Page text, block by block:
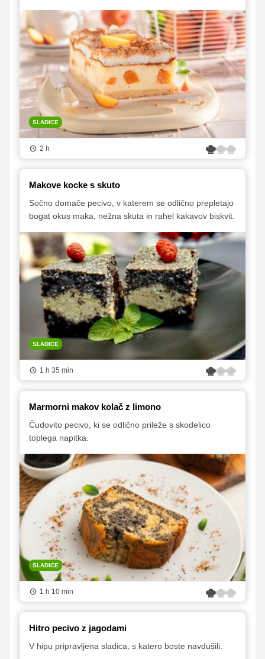
SLADICE
2 h
Makove kocke s skuto
Sočno domače pecivo, v katerem se odlično prepletajo
bogat okus maka, nežna skuta in rahel kakavov biskvit.
SLADICE
1 h 35 min
Marmorni makov kolač z limono
Čudovito pecivo, ki se odlično prileže s skodelico
toplega napitka.
SLADICE
1 h 10 min
Hitro pecivo z jagodami
V hipu pripravljena sladica, s katero boste navdušili.